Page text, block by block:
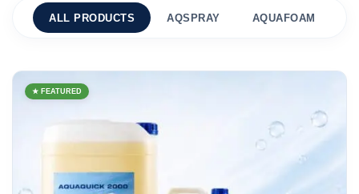
ALL PRODUCTS AQSPRAY AQUAFOAM
★ FEATURED